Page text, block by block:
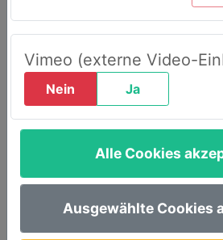
Klicken Sie oben rechts
„LOGIN AWS+“.
Geben Sie dort Ihre E-
ein.
Wählen Sie die Option
vergessen“.
Sie erhalten umgehend
einem Link, um ein
festzulegen.
Anschließend steht
Vimeo (externe Video-
Nein Ja
Alle Cookies
Ausgewählte Cookies